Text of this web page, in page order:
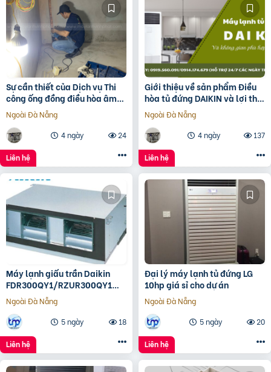
Sự cần thiết của Dịch vụ Thi
công ống đồng điều hòa âm
tường?
Ngoài Đà Nẵng
4 ngày
24
Liên hệ
Giới thiệu về sản phẩm Điều
hòa tủ đứng DAIKIN và lợi thế
khi lắp
Ngoài Đà Nẵng
4 ngày
137
Liên hệ
Máy lạnh giấu trần Daikin
FDR300QY1/RZUR300QY1
Inverter
Ngoài Đà Nẵng
5 ngày
18
Liên hệ
Đại lý máy lạnh tủ đứng LG
10hp giá sỉ cho dự án
Ngoài Đà Nẵng
5 ngày
20
Liên hệ